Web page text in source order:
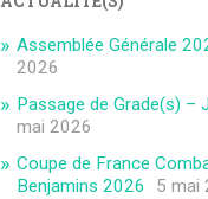
Assemblée Générale
2026
Passage de Grade(s) –
mai 2026
Coupe de France
Benjamins 2026
5 mai